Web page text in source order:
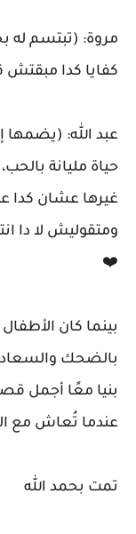
مروة: (تبتسم له
كفايا كدا مبقتش
عبد الله: (يضمها
حياة مليانة
غيرها عشان كدا
ومتقوليش لا دا
❤️
بينما كان
بالضحك
بنيا معًا أجمل
عندما تُعاش مع
تمت بحمد الله